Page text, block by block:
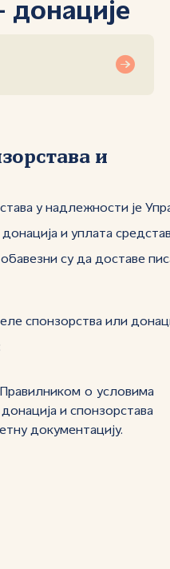
донације
и
у надлежности је
и уплата
су да доставе
спонзорства или
о условима
и спонзорстава
документацију.